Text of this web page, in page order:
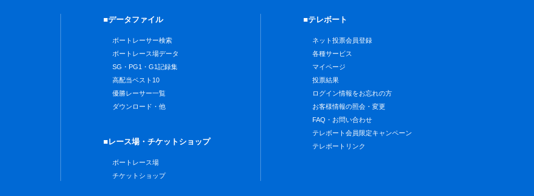
■データファイル
ボートレーサー検索
ボートレース場データ
SG・PG1・G1記録集
高配当ベスト10
優勝レーサー一覧
ダウンロード・他
■レース場・チケットショップ
ボートレース場
チケットショップ
■テレボート
ネット投票会員登録
各種サービス
マイページ
投票結果
ログイン情報をお忘れの方
お客様情報の照会・変更
FAQ・お問い合わせ
テレボート会員限定キャンペーン
テレボートリンク